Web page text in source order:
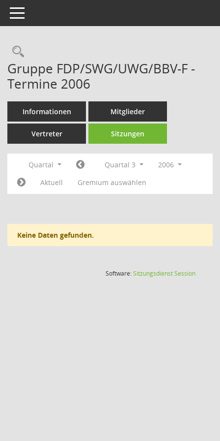
Toggle navigation
Rechercheauswahl
Gruppe FDP/SWG/UWG/BBV-F -
Termine 2006
Informationen Mitglieder
Vertreter Sitzungen
Quartal Quartal 3
2006
Aktuell
Gremium auswählen
Keine Daten gefunden.
Software:SitzungsdienstSession(Wird in